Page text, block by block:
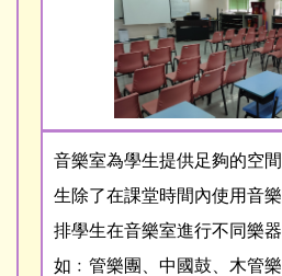
音樂室為學生提供足夠的空
生除了在課堂時間內使用音
排學生在音樂室進行不同樂
如﹕管樂團、中國鼓、木管